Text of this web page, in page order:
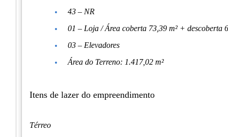
43 – NR
01 – Loja / Área coberta 73,39 m² + descoberta
03 – Elevadores
Área do Terreno: 1.417,02 m²
Itens de lazer do empreendimento
Térreo